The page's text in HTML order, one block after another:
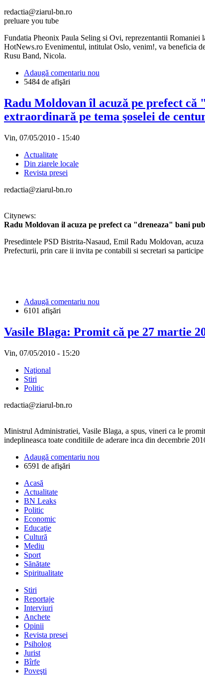
redactia@ziarul-bn.ro
preluare you tube
Fundatia Pheonix Paula Seling si Ovi, reprezentantii Romaniei
HotNews.ro Evenimentul, intitulat Oslo, venim!, va beneficia
Rusu Band, Nicola.
Adaugă comentariu nou
5484 de afişări
Radu Moldovan îl acuză pe prefect
extraordinară pe tema şoselei de
Vin, 07/05/2010 - 15:40
Actualitate
Din ziarele locale
Revista presei
redactia@ziarul-bn.ro
Citynews:
Radu Moldovan il acuza pe prefect ca "dreneaza" bani
Presedintele PSD Bistrita-Nasaud, Emil Radu Moldovan,
Prefecturii, prin care ii invita pe contabili si secretari sa
Adaugă comentariu nou
6101 afişări
Vasile Blaga: Promit că pe 27 martie
Vin, 07/05/2010 - 15:20
Naţional
Stiri
Politic
redactia@ziarul-bn.ro
Ministrul Administratiei, Vasile Blaga, a spus, vineri ca le
indeplineasca toate conditiile de aderare inca din decembrie
Adaugă comentariu nou
6591 de afişări
Acasă
Actualitate
BN Leaks
Politic
Economic
Educaţie
Cultură
Mediu
Sport
Sănătate
Spiritualitate
Stiri
Reportaje
Interviuri
Anchete
Opinii
Revista presei
Psiholog
Jurist
Bîrfe
Poveşti